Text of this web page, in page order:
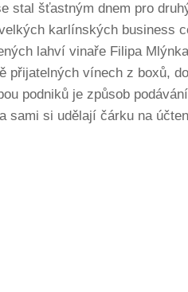
stal šťastným dnem pro
karlínských business
lahví vinaře Filipa
přijatelných vínech z boxů,
podniků je způsob
sami si udělají čárku na